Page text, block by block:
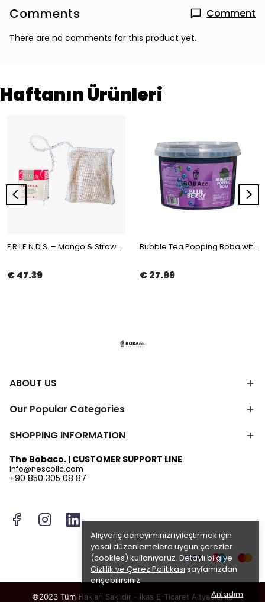
Alışveriş deneyiminizi iyileştirmek için
yasal düzenlemelere uygun çerezler
(cookies) kullanıyoruz. Detaylı bilgiye
Gizlilik ve Çerez Politikası sayfamızdan
erişebilirsiniz.
Anladım
Comments Comment
There are no comments for this product yet.
Haftanın Ürünleri
F.R.I.E.N.D.S. – Mango & Strawberry Fruit Tea in Muslin Tea Bag 100x2gr | The Boba Co.
€ 47.39
Bubble Tea Popping Boba with Blueberry Flavor 3,4kg | The Boba Co.
€ 27.99
ABOUT US
Our Popular Categories
SHOPPING INFORMATION
The Bobaco. | CUSTOMER SUPPORT LINE
info@nescollc.com
+90 850 305 08 87
©2023 Tüm Hakları Saklıdır - ikas E-Ticaret Altyapısı ile